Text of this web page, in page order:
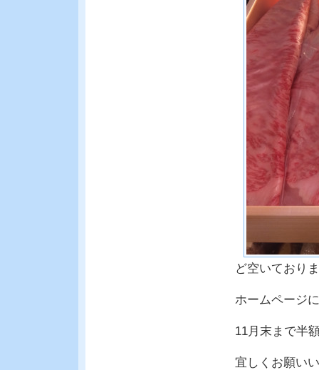
ど空いており
ホームページ
11月末まで半
宜しくお願い